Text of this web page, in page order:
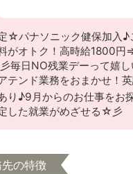
☆パナソニック健保加入♪
がオトク！高時給1800円
毎日NO残業デーって嬉
テンド業務をおまかせ！
り♪9月からのお仕事をお
した就業がめざせる☆彡
の特徴